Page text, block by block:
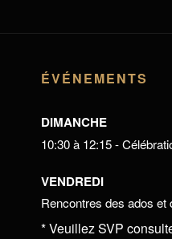
ÉVÉNEMENTS
DIMANCHE
10:30 à 12:15 -
VENDREDI
Rencontres des ados et
* Veuillez SVP